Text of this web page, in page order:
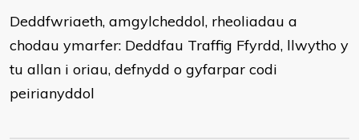
Deddfwriaeth, amgylcheddol, rheoliadau a
chodau ymarfer: Deddfau Traffig Ffyrdd, llwytho y
tu allan i oriau, defnydd o gyfarpar codi
peirianyddol